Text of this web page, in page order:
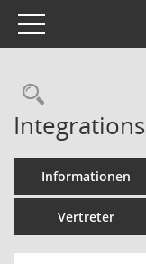
Toggle navigation
Informationen
Vertreter